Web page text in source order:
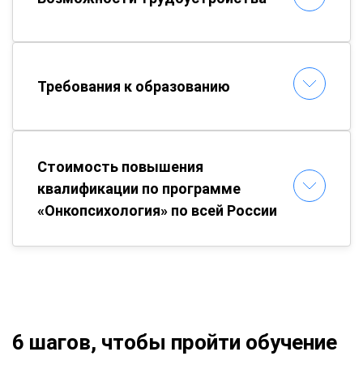
Требования к образованию
Стоимость повышения
квалификации по программе
«Онкопсихология» по всей России
6 шагов, чтобы пройти обучение